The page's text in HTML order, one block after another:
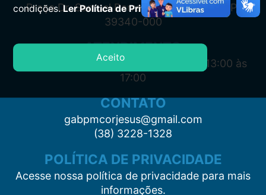
Praça Dr. Samuel Barreto, s/n, Centro CEP:
39340-000
ATENDIMENTO
Segunda à Sexta: 7:00 às 11:00 e das 13:00 às
17:00
CONTATO
gabpmcorjesus@gmail.com
(38) 3228-1328
POLÍTICA DE PRIVACIDADE
Acesse nossa política de privacidade para mais
informações.
condições.Ler Política de Privacidade.
Aceito